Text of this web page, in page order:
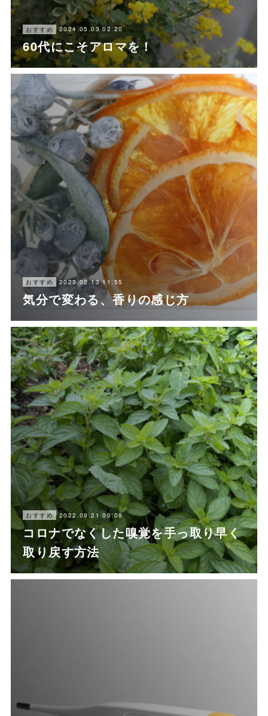
おすすめ 2024.05.03 02:20
60代にこそアロマを！
おすすめ 2023.02.13 11:55
気分で変わる、香りの感じ方
おすすめ 2022.09.21 00:08
コロナでなくした嗅覚を手っ取り早く
取り戻す方法